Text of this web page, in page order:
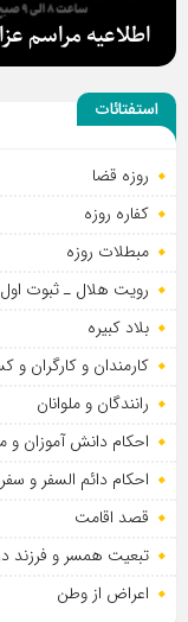
اطلاعیه مراسم
استفتائات
روزه قضا
کفاره روزه
مبطلات روزه
رویت هلال ـ ثبوت
بلاد کبیره
کارمندان و کارگران و
رانندگان و ملوانان
احکام دانش آموزان و
احکام دائم السفر و
قصد اقامت
تبعیت همسر و فرزند
اعراض از وطن